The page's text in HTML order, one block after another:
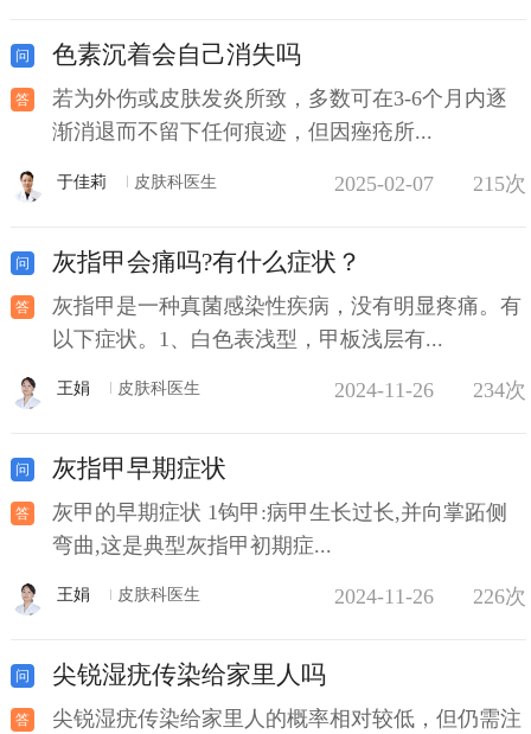
色素沉着会自己消失吗
若为外伤或皮肤发炎所致，多数可在3-6个月内逐
渐消退而不留下任何痕迹，但因痤疮所...
于佳莉 皮肤科医生 2025-02-07 215次
灰指甲会痛吗?有什么症状？
灰指甲是一种真菌感染性疾病，没有明显疼痛。有
以下症状。1、白色表浅型，甲板浅层有...
王娟 皮肤科医生 2024-11-26 234次
灰指甲早期症状
灰甲的早期症状 1钩甲:病甲生长过长,并向掌跖侧
弯曲,这是典型灰指甲初期症...
王娟 皮肤科医生 2024-11-26 226次
尖锐湿疣传染给家里人吗
尖锐湿疣传染给家里人的概率相对较低，但仍需注